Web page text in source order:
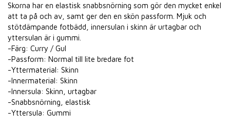
Skorna har en elastisk snabbsnörning som gör den mycket enkel
att ta på och av, samt ger den en skön passform. Mjuk och
stötdämpande fotbädd, innersulan i skinn är urtagbar och
yttersulan är i gummi.
-Färg: Curry / Gul
-Passform: Normal till lite bredare fot
-Yttermaterial: Skinn
-Innermaterial: Skinn
-Innersula: Skinn, urtagbar
-Snabbsnörning, elastisk
-Yttersula: Gummi